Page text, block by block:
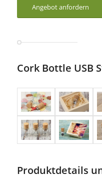
Angebot anfordern
Cork Bottle USB
Produktdetails